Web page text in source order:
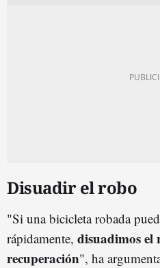
Disuadir el robo
"Si una bicicleta robada
rápidamente, disuadimos el
recuperación", ha